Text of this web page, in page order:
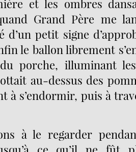
et les ombres
Grand Père me
d’un petit signe
le ballon librement
porche, illuminant
au-dessus des
à s’endormir, puis à
à le regarder